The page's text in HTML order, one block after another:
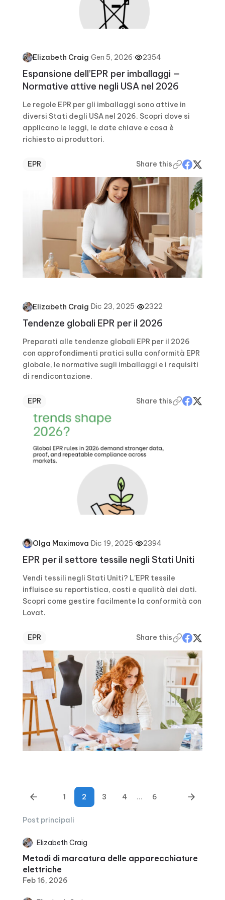
Elizabeth Craig·Gen 5, 2026· 2354
Espansione dell’EPR per imballaggi —
Normative attive negli USA nel 2026
Le regole EPR per gli imballaggi sono attive in
diversi Stati degli USA nel 2026. Scopri dove si
applicano le leggi, le date chiave e cosa è
richiesto ai produttori.
EPR Share this
Elizabeth Craig·Dic 23, 2025· 2322
Tendenze globali EPR per il 2026
Preparati alle tendenze globali EPR per il 2026
con approfondimenti pratici sulla conformità EPR
globale, le normative sugli imballaggi e i requisiti
di rendicontazione.
EPR Share this
Olga Maximova·Dic 19, 2025· 2394
EPR per il settore tessile negli Stati Uniti
Vendi tessili negli Stati Uniti? L’EPR tessile
influisce su reportistica, costi e qualità dei dati.
Scopri come gestire facilmente la conformità con
Lovat.
EPR Share this
1 2 3 4 ... 6
Post principali
Elizabeth Craig
Metodi di marcatura delle apparecchiature
elettriche
Feb 16, 2026